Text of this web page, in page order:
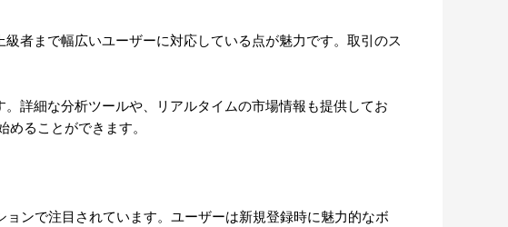
者まで幅広いユーザーに対応している点が魅力です。取引のス
詳細な分析ツールや、リアルタイムの市場情報も提供してお
めることができます。
ンで注目されています。ユーザーは新規登録時に魅力的なボ